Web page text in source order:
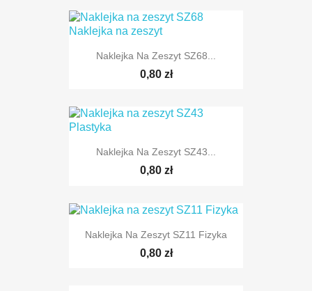
Naklejka Na Zeszyt SZ68...
0,80 zł
Naklejka Na Zeszyt SZ43...
0,80 zł
Naklejka Na Zeszyt SZ11 Fizyka
0,80 zł